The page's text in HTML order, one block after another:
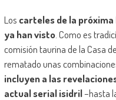
Los carteles de la próxima
ya han visto. Como es
comisión taurina de la Casa
rematado unas
incluyen a las
actual serial isidril–hasta